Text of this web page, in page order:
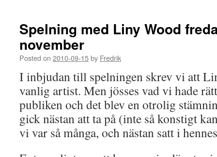
Spelning med Liny Wood
november
Posted on 2010-09-15by Fredrik
I inbjudan till spelningen skrev vi att
vanlig artist. Men jösses vad vi hade
publiken och det blev en otrolig
gick nästan att ta på (inte så konstigt
vi var så många, och nästan satt i